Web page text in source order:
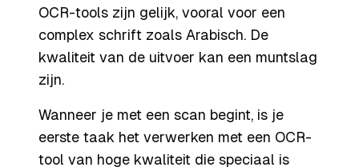
OCR-tools zijn gelijk, vooral voor een
complex schrift zoals Arabisch. De
kwaliteit van de uitvoer kan een muntslag
zijn.
Wanneer je met een scan begint, is je
eerste taak het verwerken met een OCR-
tool van hoge kwaliteit die speciaal is